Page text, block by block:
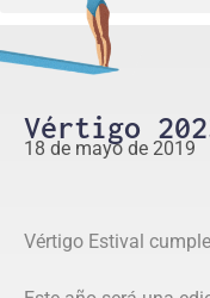
Vértigo
18 de mayo de 2019
Vértigo Estival